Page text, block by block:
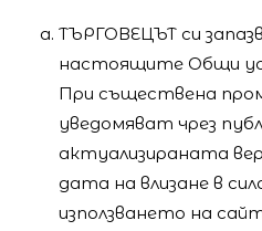
ТЪРГОВЕЦЪТ си
настоящите Общи
При съществена
уведомяват чрез
актуализираната
дата на влизане в
използването на